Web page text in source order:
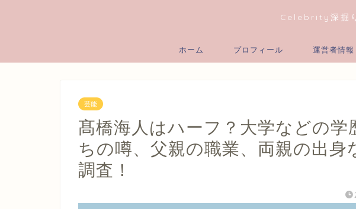
Celebrity深掘
ホーム プロフィール 運営者情報
芸能
髙橋海人はハーフ？大学などの学
ちの噂、父親の職業、両親の出身
調査！